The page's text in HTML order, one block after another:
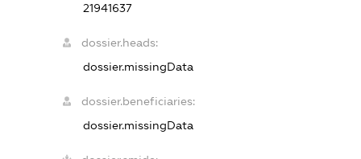
21941637
dossier.heads:
dossier.missingData
dossier.beneficiaries:
dossier.missingData